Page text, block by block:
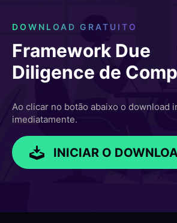
DOWNLOAD GRATUITO
Framework Due
Diligence de
Ao clicar no botão abaixo o download
imediatamente.
INICIAR O